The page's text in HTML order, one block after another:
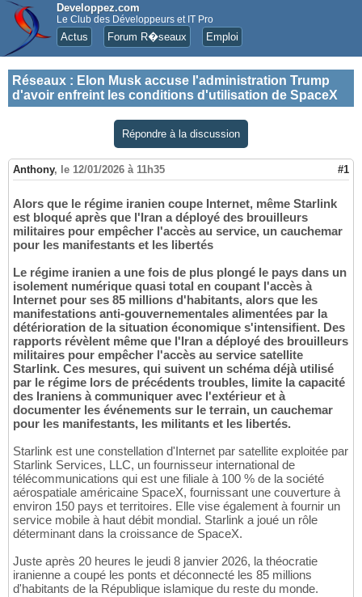
Developpez.com
Le Club des Développeurs et IT Pro
Actus Forum R�seaux Emploi
Réseaux : Elon Musk accuse l'administration Trump
d'avoir enfreint les conditions d'utilisation de SpaceX
Répondre à la discussion
Anthony, le 12/01/2026 à 11h35 #1
Alors que le régime iranien coupe Internet, même Starlink
est bloqué après que l'Iran a déployé des brouilleurs
militaires pour empêcher l'accès au service, un cauchemar
pour les manifestants et les libertés
Le régime iranien a une fois de plus plongé le pays dans un
isolement numérique quasi total en coupant l'accès à
Internet pour ses 85 millions d'habitants, alors que les
manifestations anti-gouvernementales alimentées par la
détérioration de la situation économique s'intensifient. Des
rapports révèlent même que l'Iran a déployé des brouilleurs
militaires pour empêcher l'accès au service satellite
Starlink. Ces mesures, qui suivent un schéma déjà utilisé
par le régime lors de précédents troubles, limite la capacité
des Iraniens à communiquer avec l'extérieur et à
documenter les événements sur le terrain, un cauchemar
pour les manifestants, les militants et les libertés.
Starlink est une constellation d'Internet par satellite exploitée par
Starlink Services, LLC, un fournisseur international de
télécommunications qui est une filiale à 100 % de la société
aérospatiale américaine SpaceX, fournissant une couverture à
environ 150 pays et territoires. Elle vise également à fournir un
service mobile à haut débit mondial. Starlink a joué un rôle
déterminant dans la croissance de SpaceX.
Juste après 20 heures le jeudi 8 janvier 2026, la théocratie
iranienne a coupé les ponts et déconnecté les 85 millions
d'habitants de la République islamique du reste du monde.